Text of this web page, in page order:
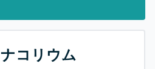
ナコリウム